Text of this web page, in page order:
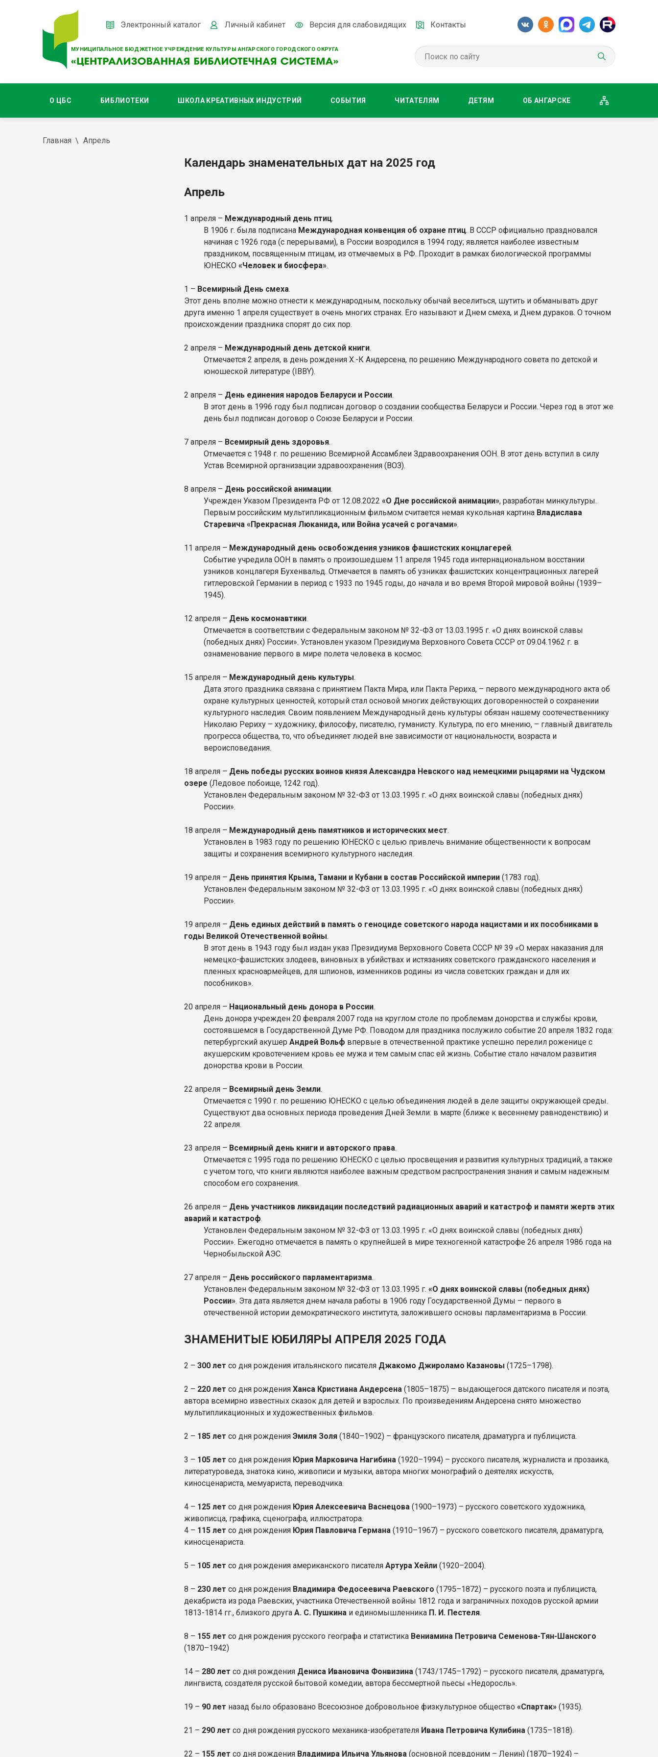
МУНИЦИПАЛЬНОЕ БЮДЖЕТНОЕ УЧРЕЖДЕНИЕ КУЛЬТУРЫ АНГАРСКОГО ГОРОДСКОГО ОКРУГА
Электронный каталог Личный кабинет Версия для слабовидящих Контакты
О ЦБС БИБЛИОТЕКИ ШКОЛА КРЕАТИВНЫХ ИНДУСТРИЙ СОБЫТИЯ ЧИТАТЕЛЯМ ДЕТЯМ ОБ АНГАРСКЕ
Главная Апрель
Календарь знаменательных дат на 2025 год
Апрель
1 апреля – Международный день птиц.
В 1906 г. была подписана Международная конвенция об охране птиц. В СССР официально праздновался
начиная с 1926 года (с перерывами), в России возродился в 1994 году; является наиболее известным
праздником, посвященным птицам, из отмечаемых в РФ. Проходит в рамках биологической программы
ЮНЕСКО«Человек и биосфера».
1 – Всемирный День смеха.
Этот день вполне можно отнести к международным, поскольку обычай веселиться, шутить и обманывать друг
друга именно 1 апреля существует в очень многих странах. Его называют и Днем смеха, и Днем дураков. О точном
происхождении праздника спорят до сих пор.
2 апреля – Международный день детской книги.
Отмечается 2 апреля, в день рождения Х.-К Андерсена, по решению Международного совета по детской и
юношеской литературе (IBBY).
2 апреля – День единения народов Беларуси и России.
В этот день в 1996 году был подписан договор о создании сообщества Беларуси и России. Через год в этот же
день был подписан договор о Союзе Беларуси и России.
7 апреля – Всемирный день здоровья.
Отмечается с 1948 г. по решению Всемирной Ассамблеи Здравоохранения ООН. В этот день вступил в силу
Устав Всемирной организации здравоохранения (ВОЗ).
8 апреля – День российской анимации.
Учрежден Указом Президента РФ от 12.08.2022«О Дне российской анимации», разработан минкультуры.
Первым российским мультипликационным фильмом считается немая кукольная картина Владислава
Старевича «Прекрасная Люканида, или Война усачей с рогачами».
11 апреля – Международный день освобождения узников фашистских концлагерей.
Событие учредила ООН в память о произошедшем 11 апреля 1945 года интернациональном восстании
узников концлагеря Бухенвальд. Отмечается в память об узниках фашистских концентрационных лагерей
гитлеровской Германии в период с 1933 по 1945 годы, до начала и во время Второй мировой войны (1939–
1945).
12 апреля – День космонавтики.
Отмечается в соответствии с Федеральным законом № 32-ФЗ от 13.03.1995 г. «О днях воинской славы
(победных днях) России». Установлен указом Президиума Верховного Совета СССР от 09.04.1962 г. в
ознаменование первого в мире полета человека в космос.
15 апреля – Международный день культуры.
Дата этого праздника связана с принятием Пакта Мира, или Пакта Рериха, – первого международного акта об
охране культурных ценностей, который стал основой многих действующих договоренностей о сохранении
культурного наследия. Своим появлением Международный день культуры обязан нашему соотечественнику
Николаю Рериху – художнику, философу, писателю, гуманисту. Культура, по его мнению, – главный двигатель
прогресса общества, то, что объединяет людей вне зависимости от национальности, возраста и
вероисповедания.
18 апреля – День победы русских воинов князя Александра Невского над немецкими рыцарями на Чудском
озере (Ледовое побоище, 1242 год).
Установлен Федеральным законом № 32-ФЗ от 13.03.1995 г. «О днях воинской славы (победных днях)
России».
18 апреля – Международный день памятников и исторических мест.
Установлен в 1983 году по решению ЮНЕСКО с целью привлечь внимание общественности к вопросам
защиты и сохранения всемирного культурного наследия.
19 апреля – День принятия Крыма, Тамани и Кубани в состав Российской империи (1783 год).
Установлен Федеральным законом № 32-ФЗ от 13.03.1995 г. «О днях воинской славы (победных днях)
России».
19 апреля – День единых действий в память о геноциде советского народа нацистами и их пособниками в
годы Великой Отечественной войны.
В этот день в 1943 году был издан указ Президиума Верховного Совета СССР № 39 «О мерах наказания для
немецко-фашистских злодеев, виновных в убийствах и истязаниях советского гражданского населения и
пленных красноармейцев, для шпионов, изменников родины из числа советских граждан и для их
пособников».
20 апреля – Национальный день донора в России.
День донора учрежден 20 февраля 2007 года на круглом столе по проблемам донорства и службы крови,
состоявшемся в Государственной Думе РФ. Поводом для праздника послужило событие 20 апреля 1832 года:
петербургский акушерАндрей Вольф впервые в отечественной практике успешно перелил роженице с
акушерским кровотечением кровь ее мужа и тем самым спас ей жизнь. Событие стало началом развития
донорства крови в России.
22 апреля – Всемирный день Земли.
Отмечается с 1990 г. по решению ЮНЕСКО с целью объединения людей в деле защиты окружающей среды.
Существуют два основных периода проведения Дней Земли: в марте (ближе к весеннему равноденствию) и
22 апреля.
23 апреля – Всемирный день книги и авторского права.
Отмечается с 1995 года по решению ЮНЕСКО с целью просвещения и развития культурных традиций, а также
с учетом того, что книги являются наиболее важным средством распространения знания и самым надежным
способом его сохранения.
26 апреля – День участников ликвидации последствий радиационных аварий и катастроф и памяти жертв этих
аварий и катастроф.
Установлен Федеральным законом № 32-ФЗ от 13.03.1995 г. «О днях воинской славы (победных днях)
России». Ежегодно отмечается в память о крупнейшей в мире техногенной катастрофе 26 апреля 1986 года на
Чернобыльской АЭС.
27 апреля – День российского парламентаризма.
Установлен Федеральным законом № 32-ФЗ от 13.03.1995 г.«О днях воинской славы (победных днях)
России». Эта дата является днем начала работы в 1906 году Государственной Думы – первого в
отечественной истории демократического института, заложившего основы парламентаризма в России.
ЗНАМЕНИТЫЕ ЮБИЛЯРЫ АПРЕЛЯ 2025 ГОДА
2 –300 лет со дня рождения итальянского писателя Джакомо Джироламо Казановы (1725–1798).
2 – 220 лет со дня рожденияХанса Кристиана Андерсена (1805–1875) – выдающегося датского писателя и поэта,
автора всемирно известных сказок для детей и взрослых. По произведениям Андерсена снято множество
мультипликационных и художественных фильмов.
2 – 185 летсо дня рожденияЭмиля Золя(1840–1902) – французского писателя, драматурга и публициста.
3 – 105 лет со дня рождения Юрия Марковича Нагибина (1920–1994) – русского писателя, журналиста и прозаика,
литературоведа, знатока кино, живописи и музыки, автора многих монографий о деятелях искусств,
киносценариста, мемуариста, переводчика.
4 – 125 лет со дня рождения Юрия Алексеевича Васнецова (1900–1973) – русского советского художника,
живописца, графика, сценографа, иллюстратора.
4 – 115 лет со дня рождения Юрия Павловича Германа (1910–1967) – русского советского писателя, драматурга,
киносценариста.
5 – 105 лет со дня рождения американского писателяАртура Хейли(1920–2004).
8 – 230 лет со дня рождения Владимира Федосеевича Раевского (1795–1872) – русского поэта и публициста,
декабриста из рода Раевских, участника Отечественной войны 1812 года и заграничных походов русской армии
1813-1814 гг., близкого другаА. С. Пушкина и единомышленника П. И. Пестеля.
8 – 155 лет со дня рождения русского географа и статистика Вениамина Петровича Семенова-Тян-Шанского
(1870–1942)
14 – 280 лет со дня рождения Дениса Ивановича Фонвизина (1743/1745–1792) – русского писателя, драматурга,
лингвиста, создателя русской бытовой комедии, автора бессмертной пьесы «Недоросль».
19 – 90 лет назад было образовано Всесоюзное добровольное физкультурное общество«Спартак»(1935).
21 – 290 летсо дня рождения русского механика-изобретателя Ивана Петровича Кулибина (1735–1818).
22 – 155 лет со дня рождения Владимира Ильича Ульянова (основной псевдоним – Ленин) (1870–1924) –